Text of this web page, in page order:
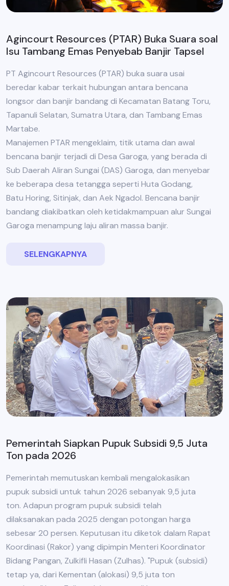
Agincourt Resources (PTAR) Buka Suara soal
Isu Tambang Emas Penyebab Banjir Tapsel
PT Agincourt Resources (PTAR) buka suara usai
beredar kabar terkait hubungan antara bencana
longsor dan banjir bandang di Kecamatan Batang Toru,
Tapanuli Selatan, Sumatra Utara, dan Tambang Emas
Martabe.
Manajemen PTAR mengeklaim, titik utama dan awal
bencana banjir terjadi di Desa Garoga, yang berada di
Sub Daerah Aliran Sungai (DAS) Garoga, dan menyebar
ke beberapa desa tetangga seperti Huta Godang,
Batu Horing, Sitinjak, dan Aek Ngadol. Bencana banjir
bandang diakibatkan oleh ketidakmampuan alur Sungai
Garoga menampung laju aliran massa banjir.
SELENGKAPNYA
Pemerintah Siapkan Pupuk Subsidi 9,5 Juta
Ton pada 2026
Pemerintah memutuskan kembali mengalokasikan
pupuk subsidi untuk tahun 2026 sebanyak 9,5 juta
ton. Adapun program pupuk subsidi telah
dilaksanakan pada 2025 dengan potongan harga
sebesar 20 persen. Keputusan itu diketok dalam Rapat
Koordinasi (Rakor) yang dipimpin Menteri Koordinator
Bidang Pangan, Zulkifli Hasan (Zulhas). "Pupuk (subsidi)
tetap ya, dari Kementan (alokasi) 9,5 juta ton